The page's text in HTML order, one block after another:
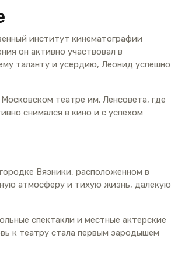
институт кинематографии
он активно участвовал в
таланту и усердию, Леонид успешно
театре им. Ленсовета, где
снимался в кино и с успехом
Вязники, расположенном в
атмосферу и тихую жизнь, далекую
спектакли и местные актерские
к театру стала первым зародышем